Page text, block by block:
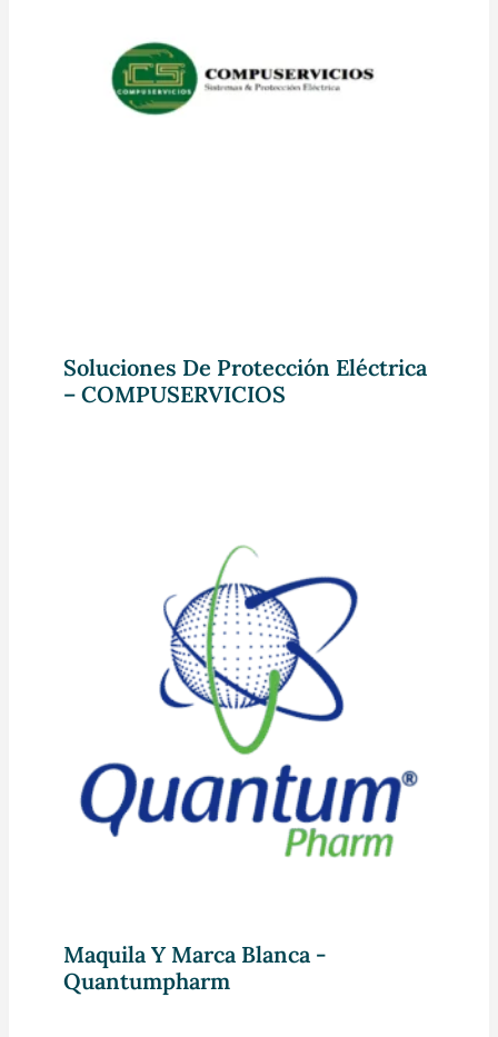
Soluciones De Protección Eléctrica
– COMPUSERVICIOS
Maquila Y Marca Blanca -
Quantumpharm